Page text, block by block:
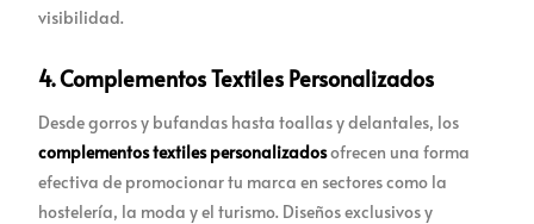
visibilidad.
4. Complementos Textiles Personalizados
Desde gorros y bufandas hasta toallas y delantales, los
complementos textiles personalizadosofrecen una forma
efectiva de promocionar tu marca en sectores como la
hostelería, la moda y el turismo. Diseños exclusivos y